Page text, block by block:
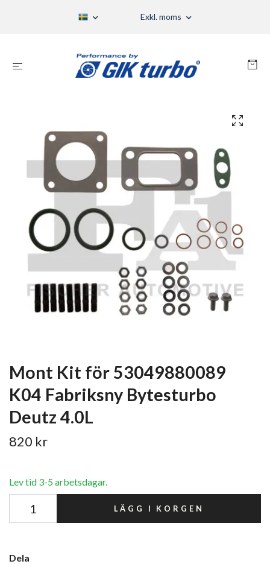
Exkl. moms
Mont Kit för 53049880089
K04 Fabriksny Bytesturbo
Deutz 4.0L
820 kr
Lev tid 3-5 arbetsdagar.
LÄGG I KORGEN
Dela